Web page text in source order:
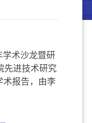
学术沙龙暨研
先进技术研究
术报告，
由李